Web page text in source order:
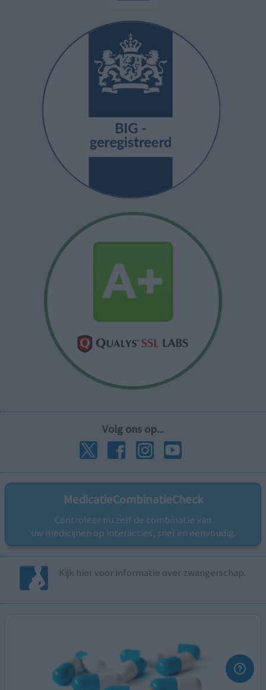
Volg ons op...
MedicatieCombinatieCheck
Controleer nu zelf de combinatie van
uw medicijnen op interacties, snel en eenvoudig.
Kijk hier voor informatie over zwangerschap.